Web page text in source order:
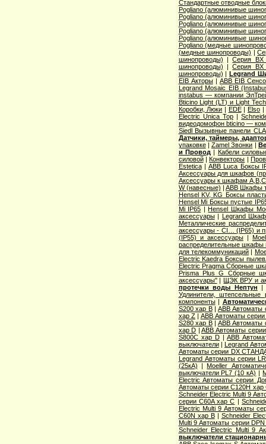
Стандартные отводные
Pogliano (алюминивые
Pogliano (алюминивые
Pogliano (алюминивые
Pogliano (алюминивые
Pogliano (алюминивые
Pogliano (медные
(медные шинопроводы) |
шинопроводы) |Серия ВХ
шинопроводы) |Серия ВХ
шинопроводы) | Legrand
EIB Акторы| ABB EIB
Legrand Mosaic ЕIB
instabus — компании
Bticino Light (LT) и Light
Коробки, Люки | EDE| Elso|
Electric Unica Top|
видеодомофон bticino —
Siedl Вызывные панели
Датчики, таймеры,
упаковке|Zamel Звонки |
и Провод | Кабели
силовой|Конвекторы |
Estetica| ABB Luca Боксы
Аксессуары для шкафов
Аксессуары к шкафам
W (навесные) |ABB Шкафы
Hensel KV, KG Боксы
Hensel Mi Боксы пустые
Mi IP65 |Hensel Шкафы
аксессуары| Legrand
Металлические
аксессуары - CI… (IP65) и
(IP55) и аксессуары|
распределительные
для телекоммуникаций|
Electric Kaedra Боксы
Electric Pragma Сборные
Prisma Plus G Сборные
аксессуары"|ЩЭК ВРУ и
протечки воды Нептун
Удлинители, штепсельные
компоненты|
S200 хар B| ABB Автоматы
хар Z| ABB Автоматы
S280 хар B| ABB Автоматы
хар D | ABB Автоматы
S800C хар D|ABB
выключатели| Legrand
Автоматы серии DX
Legrand Автоматы серии
(25кА) |Moeller
выключатели PL7 (10 кА) |
Electric Aвтоматы серии
Автоматы серии C120H хар
Schneider Electric Multi 9
серии C60A хар C |
Electric Multi 9 Автоматы
C60N хар B| Schneider
Multi 9 Автоматы серии
Schneider Electric Multi 9
выключатели